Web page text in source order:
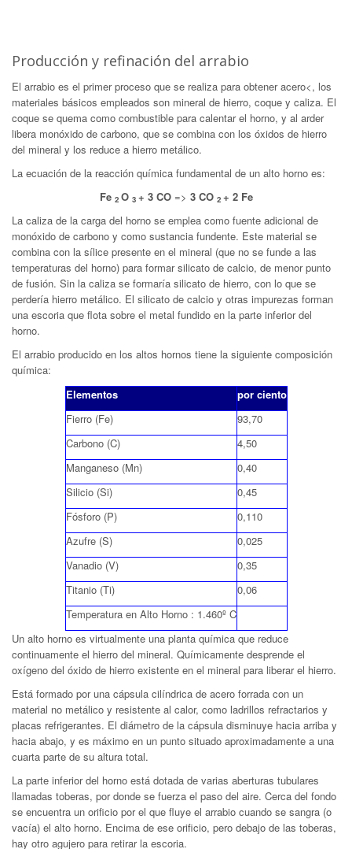
Producción y refinación del arrabio
El arrabio es el primer proceso que se realiza para obtener acero<, los
materiales básicos empleados son mineral de hierro, coque y caliza. El
coque se quema como combustible para calentar el horno, y al arder
libera monóxido de carbono, que se combina con los óxidos de hierro
del mineral y los reduce a hierro metálico.
La ecuación de la reacción química fundamental de un alto horno es:
Fe 2 O 3 + 3 CO => 3 CO 2 + 2 Fe
La caliza de la carga del horno se emplea como fuente adicional de
monóxido de carbono y como sustancia fundente. Este material se
combina con la sílice presente en el mineral (que no se funde a las
temperaturas del horno) para formar silicato de calcio, de menor punto
de fusión. Sin la caliza se formaría silicato de hierro, con lo que se
perdería hierro metálico. El silicato de calcio y otras impurezas forman
una escoria que flota sobre el metal fundido en la parte inferior del
horno.
El arrabio producido en los altos hornos tiene la siguiente composición
química:
Elementos
por ciento
Fierro (Fe)
93,70
Carbono (C)
4,50
Manganeso (Mn)
0,40
Silicio (Si)
0,45
Fósforo (P)
0,110
Azufre (S)
0,025
Vanadio (V)
0,35
Titanio (Ti)
0,06
Temperatura en Alto Horno : 1.460º C
Un alto horno es virtualmente una planta química que reduce
continuamente el hierro del mineral. Químicamente desprende el
oxígeno del óxido de hierro existente en el mineral para liberar el hierro.
Está formado por una cápsula cilíndrica de acero forrada con un
material no metálico y resistente al calor, como ladrillos refractarios y
placas refrigerantes. El diámetro de la cápsula disminuye hacia arriba y
hacia abajo, y es máximo en un punto situado aproximadamente a una
cuarta parte de su altura total.
La parte inferior del horno está dotada de varias aberturas tubulares
llamadas toberas, por donde se fuerza el paso del aire. Cerca del fondo
se encuentra un orificio por el que fluye el arrabio cuando se sangra (o
vacía) el alto horno. Encima de ese orificio, pero debajo de las toberas,
hay otro agujero para retirar la escoria.